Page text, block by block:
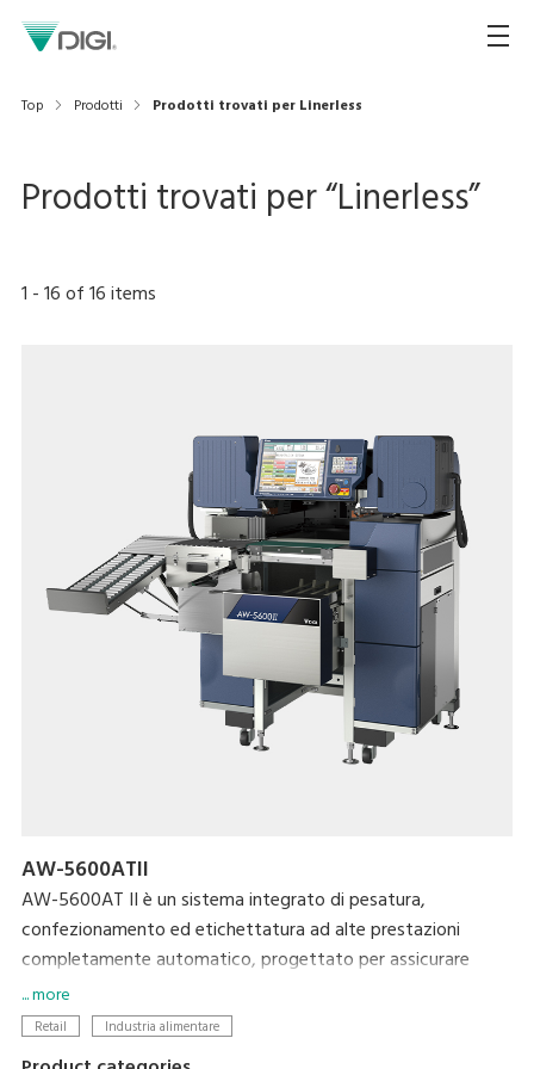
Top Prodotti Prodotti trovati per Linerless
Prodotti trovati per “Linerless”
1 -16of16items
AW-5600ATII
AW-5600AT II è un sistema integrato di pesatura,
confezionamento ed etichettatura ad alte prestazioni
completamente automatico, progettato per assicurare
comfort d’utilizzo ed ecosostenibilità, che rappresenta la
soluzione perfetta per i supermercati e per le piccole
... more
Retail Industria alimentare